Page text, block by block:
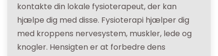
kontakte din lokale fysioterapeut, der kan
hjælpe dig med disse. Fysioterapi hjælper dig
med kroppens nervesystem, muskler, lede og
knogler. Hensigten er at forbedre dens